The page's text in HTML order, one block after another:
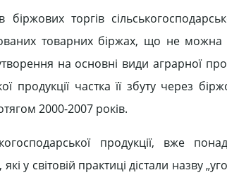
торгів
товарних біржах, що не можна
на основні види аграрної
продукції частка її збуту через
2000-2007 років.
продукції, вже
у світовій практиці дістали назву